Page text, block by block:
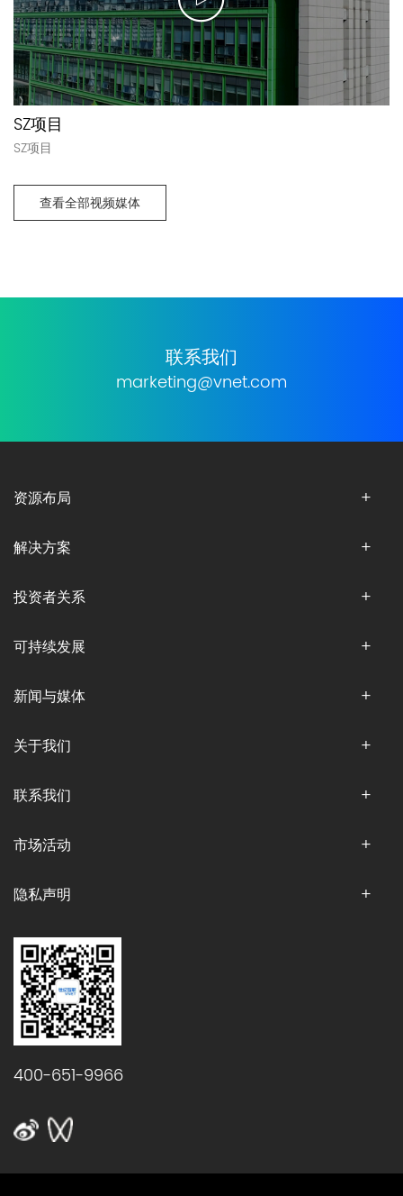
SZ项目
SZ项目
查看全部视频媒体
联系我们
marketing@vnet.com
资源布局
解决方案
投资者关系
可持续发展
新闻与媒体
关于我们
联系我们
市场活动
隐私声明
400-651-9966